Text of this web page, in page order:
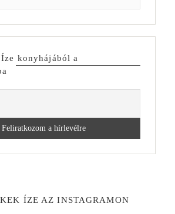
konyhájából a
ÍZE AZ INSTAGRAMON